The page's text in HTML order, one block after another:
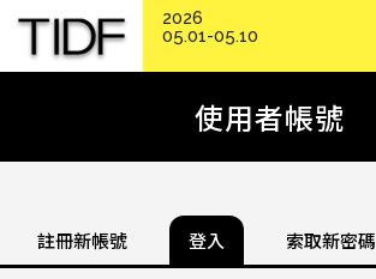
使用者帳號
註冊新帳號 登入 索取新密碼
2026
05.01-05.10